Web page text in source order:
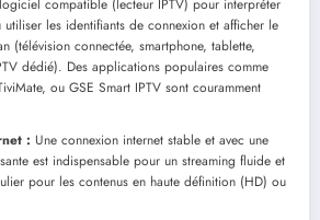
compatible (lecteur IPTV) pour interpréter
les identifiants de connexion et afficher le
(télévision connectée, smartphone, tablette,
dédié). Des applications populaires comme
ou GSE Smart IPTV sont couramment
: Une connexion internet stable et avec une
est indispensable pour un streaming fluide et
pour les contenus en haute définition (HD) ou